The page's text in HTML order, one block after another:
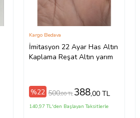
İmitasyon 22 Ayar Has Altın
Kaplama Reşat Altın yarım
Kargo Bedava
%22 500,00 TL 388,00 TL
140,97 TL'den Başlayan Taksitlerle